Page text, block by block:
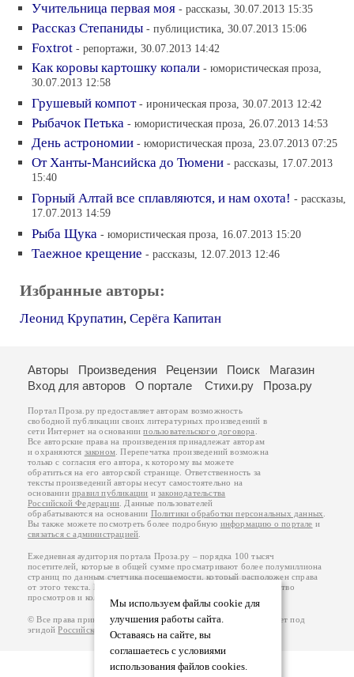
Учительница первая моя - рассказы, 30.07.2013 15:35
Рассказ Степаниды - публицистика, 30.07.2013 15:06
Foxtrot - репортажи, 30.07.2013 14:42
Как коровы картошку копали - юмористическая проза,
30.07.2013 12:58
Грушевый компот - ироническая проза, 30.07.2013 12:42
Рыбачок Петька - юмористическая проза, 26.07.2013 14:53
День астрономии - юмористическая проза, 23.07.2013 07:25
От Ханты-Мансийска до Тюмени - рассказы, 17.07.2013
15:40
Горный Алтай все сплавляются, и нам охота! - рассказы,
17.07.2013 14:59
Рыба Щука - юмористическая проза, 16.07.2013 15:20
Таежное крещение - рассказы, 12.07.2013 12:46
Избранные авторы:
Леонид Крупатин, Серёга Капитан
Мы используем файлы cookie для
улучшения работы сайта.
Оставаясь на сайте, вы
соглашаетесь с условиями
использования файлов cookies.
Авторы Произведения Рецензии Поиск
Магазин
Вход для авторов
О портале Стихи.ру Проза.ру
Портал Проза.ру предоставляет авторам возможность
свободной публикации своих литературных произведений в
сети Интернет на основаниипользовательского договора
Все авторские права на произведения принадлежат авторам
и охраняются законом . Перепечатка произведений возможна
только с согласия его автора, к которому вы можете
обратиться на его авторской странице. Ответственность за
тексты произведений авторы несут самостоятельно на
основанииправил публикации изаконодательства
Российской Федерации . Данные пользователей
обрабатываются на основании Политики обработки персональных данных
Вы также можете посмотреть более подробную информацию о портале и
связаться с администрацией
Ежедневная аудитория портала Проза.ру – порядка 100 тысяч
посетителей, которые в общей сумме просматривают более полумиллиона
страниц по данным счетчика посещаемости, который расположен справа
от этого текста. В каждой графе указано по две цифры: количество
просмотров и количество посетителей.
© Все права принадлежат авторам, 2000-2026. Портал работает под
эгидойРоссийского союза писателей 18+